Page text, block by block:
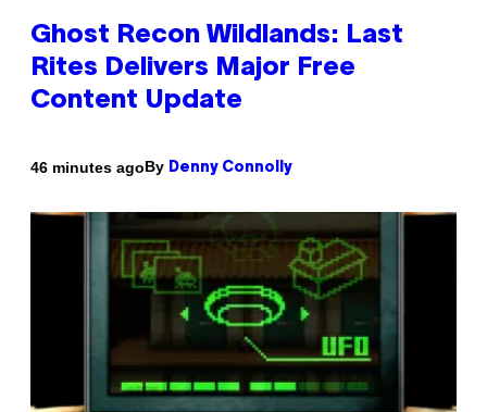
Ghost Recon Wildlands: Last
Rites Delivers Major Free
Content Update
46 minutes agoBy Denny Connolly